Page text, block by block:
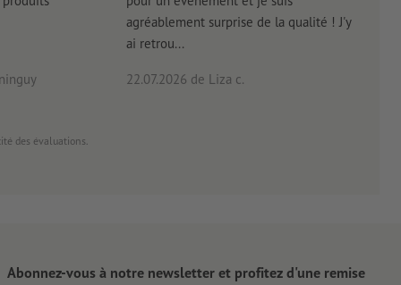
agréablement surprise de la qualité ! J'y
ai retrou...
22.07.2026 de Liza c.
des évaluations.
Abonnez-vous à notre newsletter et profitez d'une remise